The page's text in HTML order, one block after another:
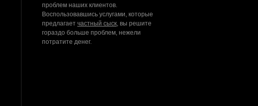
проблем наших клиентов.
Воспользовавшись услугами, которые
предлагает частный сыск, вы решите
гораздо больше проблем, нежели
потратите денег.